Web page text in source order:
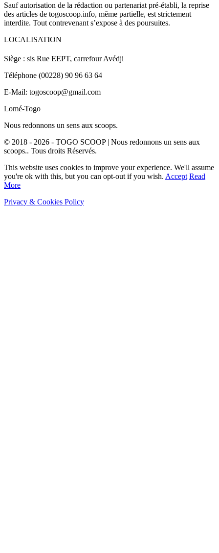
Sauf autorisation de la rédaction ou partenariat pré-établi, la reprise
des articles de togoscoop.info, même partielle, est strictement
interdite. Tout contrevenant s’expose à des poursuites.
LOCALISATION
Siège : sis Rue EEPT, carrefour Avédji
Téléphone (00228) 90 96 63 64
E-Mail: togoscoop@gmail.com
Lomé-Togo
Nous redonnons un sens aux scoops.
© 2018 - 2026 - TOGO SCOOP | Nous redonnons un sens aux
scoops.. Tous droits Réservés.
This website uses cookies to improve your experience. We'll assume
you're ok with this, but you can opt-out if you wish. Accept Read
More
Privacy & Cookies Policy